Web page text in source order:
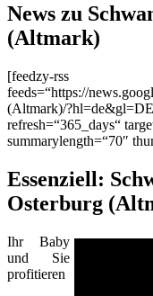
News zu
(Altmark)
[feedzy-rss
feeds=“https://
(Altmark)/
refresh=“365_days“
summarylength=“70″
Essenziell:
Osterburg
Ihr Baby
und Sie
profitieren